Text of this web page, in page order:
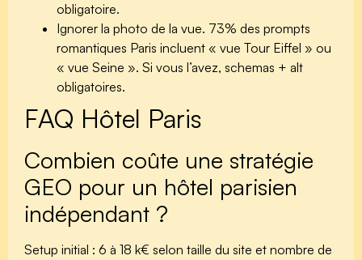
obligatoire.
Ignorer la photo de la vue. 73% des prompts
romantiques Paris incluent « vue Tour Eiffel » ou
« vue Seine ». Si vous l’avez, schemas + alt
obligatoires.
FAQ Hôtel Paris
Combien coûte une stratégie
GEO pour un hôtel parisien
indépendant ?
Setup initial : 6 à 18 k€ selon taille du site et nombre de